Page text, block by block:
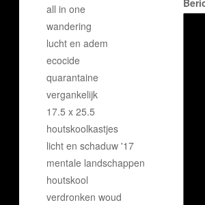
all in one
wandering
lucht en adem
ecocide
quarantaine
vergankelijk
17.5 x 25.5
houtskoolkastjes
licht en schaduw '17
mentale landschappen
houtskool
verdronken woud